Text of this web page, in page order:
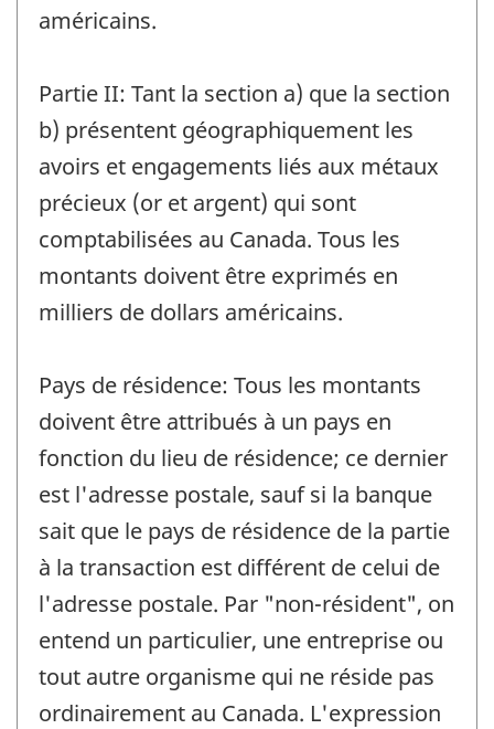
américains.
Partie II: Tant la section a) que la section
b) présentent géographiquement les
avoirs et engagements liés aux métaux
précieux (or et argent) qui sont
comptabilisées au Canada. Tous les
montants doivent être exprimés en
milliers de dollars américains.
Pays de résidence: Tous les montants
doivent être attribués à un pays en
fonction du lieu de résidence; ce dernier
est l'adresse postale, sauf si la banque
sait que le pays de résidence de la partie
à la transaction est différent de celui de
l'adresse postale. Par "non-résident", on
entend un particulier, une entreprise ou
tout autre organisme qui ne réside pas
ordinairement au Canada. L'expression